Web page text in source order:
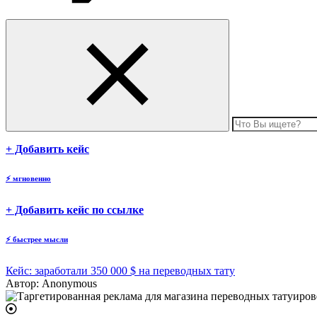
body
+ Добавить кейс
⚡ мгновенно
body
+ Добавить кейс по ссылке
⚡ быстрее мысли
Кейс: заработали 350 000 $ на переводных тату
Автор: Anonymous